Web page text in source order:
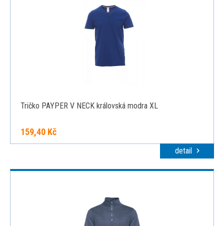
Tričko PAYPER V NECK královská modra XL
159,40 Kč
detail